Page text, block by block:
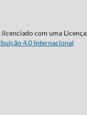
licenciado com uma Licença
4.0 Internacional